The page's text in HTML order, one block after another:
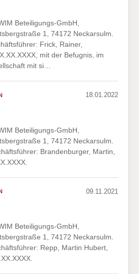
Beteiligungs-GmbH,
1, 74172 Neckarsulm.
Frick, Rainer,
mit der Befugnis, im
mit si…
18.01.2022
Beteiligungs-GmbH,
1, 74172 Neckarsulm.
Brandenburger, Martin,
09.11.2021
Beteiligungs-GmbH,
1, 74172 Neckarsulm.
Repp, Martin Hubert,